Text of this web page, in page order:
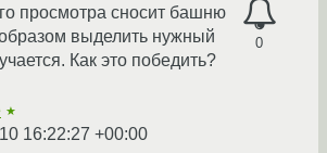
0
просмотра сносит башню
выделить нужный
Как это победить?
★
16:22:27 +00:00